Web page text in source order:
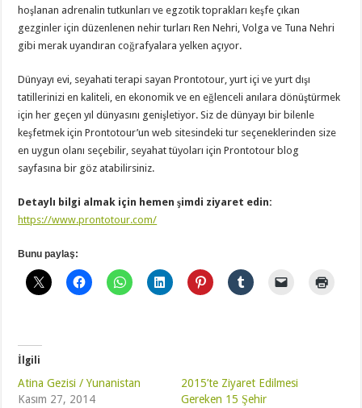
hoşlanan adrenalin tutkunları ve egzotik toprakları keşfe çıkan
gezginler için düzenlenen nehir turları Ren Nehri, Volga ve Tuna Nehri
gibi merak uyandıran coğrafyalara yelken açıyor.
Dünyayı evi, seyahati terapi sayan Prontotour, yurt içi ve yurt dışı
tatillerinizi en kaliteli, en ekonomik ve en eğlenceli anılara dönüştürmek
için her geçen yıl dünyasını genişletiyor. Siz de dünyayı bir bilenle
keşfetmek için Prontotour’un web sitesindeki tur seçeneklerinden size
en uygun olanı seçebilir, seyahat tüyoları için Prontotour blog
sayfasına bir göz atabilirsiniz.
Detaylı bilgi almak için hemen şimdi ziyaret edin:
https://www.prontotour.com/
Bunu paylaş:
İlgili
Atina Gezisi / Yunanistan
Kasım 27, 2014
2015’te Ziyaret Edilmesi
Gereken 15 Şehir